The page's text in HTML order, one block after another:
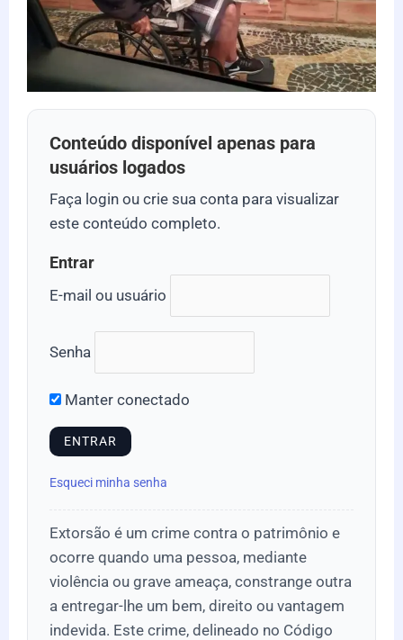
Conteúdo disponível apenas para
usuários logados
Faça login ou crie sua conta para visualizar
este conteúdo completo.
Entrar
E-mail ou usuário
Senha
Manter conectado
Esqueci minha senha
Extorsão é um crime contra o patrimônio e
ocorre quando uma pessoa, mediante
violência ou grave ameaça, constrange outra
a entregar-lhe um bem, direito ou vantagem
indevida. Este crime, delineado no Código